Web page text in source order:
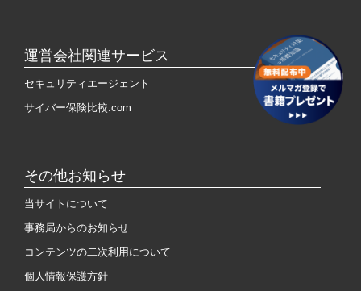
運営会社関連サービス
セキュリティエージェント
サイバー保険比較.com
その他お知らせ
当サイトについて
事務局からのお知らせ
コンテンツの二次利用について
個人情報保護方針